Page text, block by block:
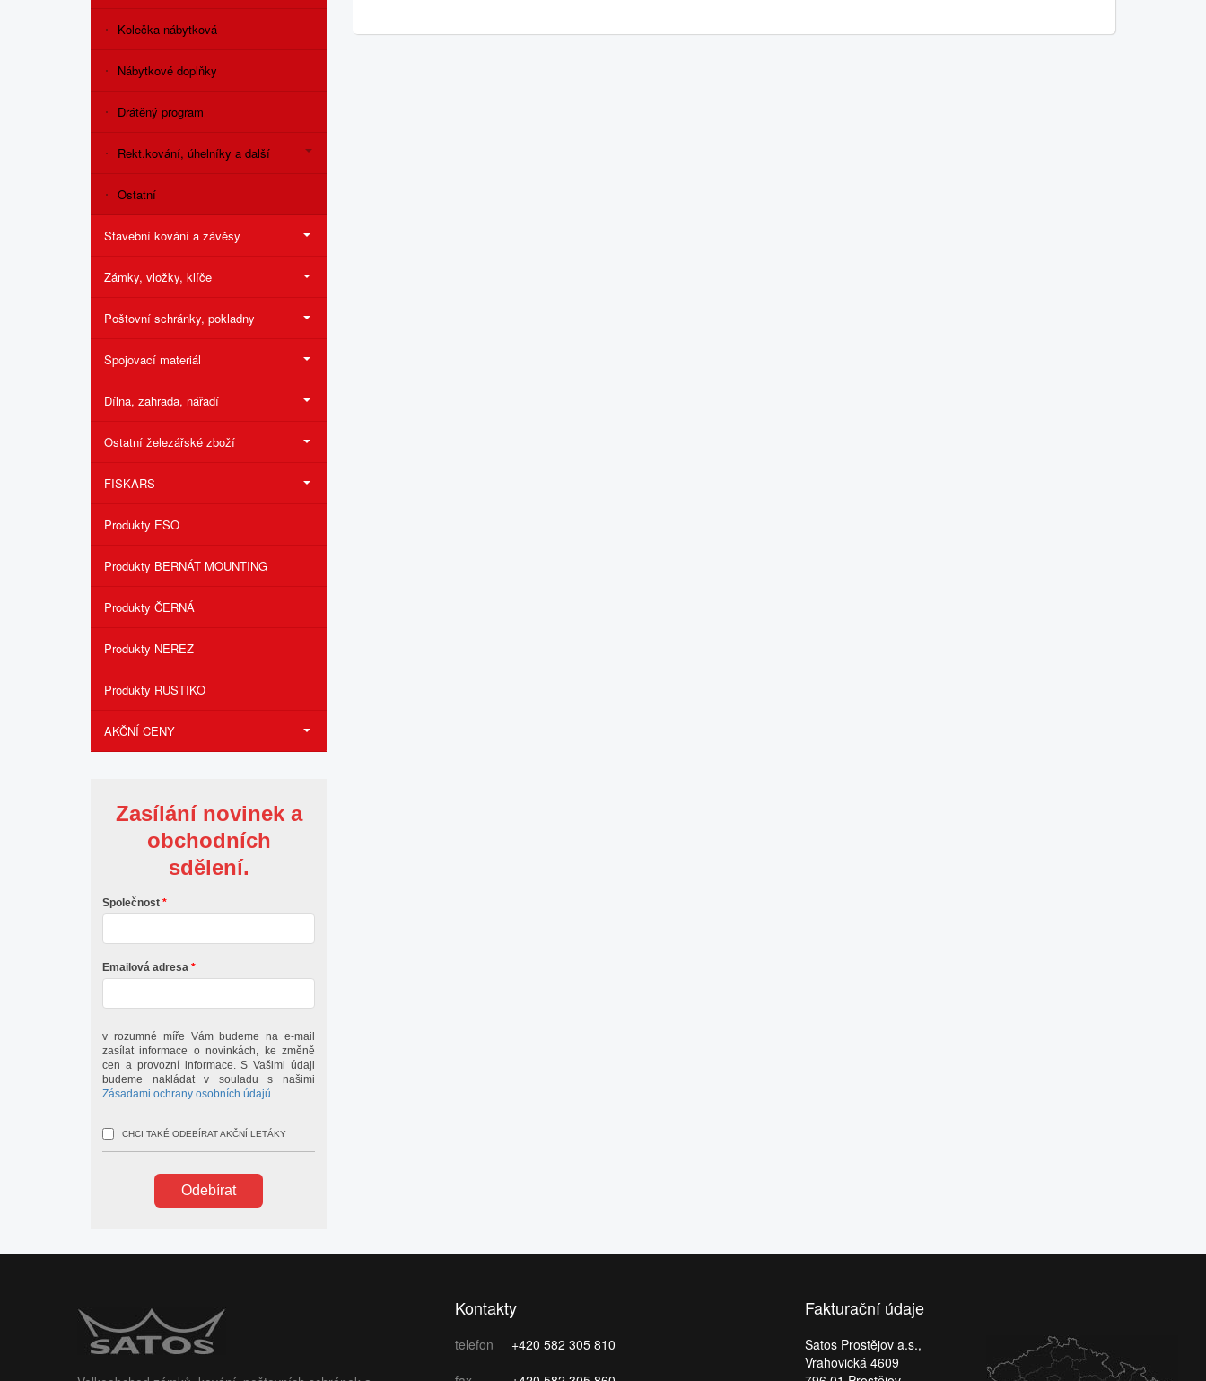
Kolečka nábytková
Nábytkové doplňky
Drátěný program
Rekt.kování, úhelníky a další
Ostatní
Stavební kování a závěsy
Zámky, vložky, klíče
Poštovní schránky, pokladny
Spojovací materiál
Dílna, zahrada, nářadí
Ostatní železářské zboží
FISKARS
Produkty ESO
Produkty BERNÁT MOUNTING
Produkty ČERNÁ
Produkty NEREZ
Produkty RUSTIKO
AKČNÍ CENY
Zasílání novinek a
obchodních
sdělení.
Společnost
Emailová adresa
v rozumné míře Vám budeme na e-mail
zasílat informace o novinkách, ke změně
cen a provozní informace. S Vašimi údaji
budeme nakládat v souladu s našimi
Zásadami ochrany osobních údajů.
CHCI TAKÉ ODEBÍRAT AKČNÍ LETÁKY
Odebírat
Kontakty
telefon
+420 582 305 810
Fakturační údaje
Satos Prostějov a.s.,
Vrahovická 4609